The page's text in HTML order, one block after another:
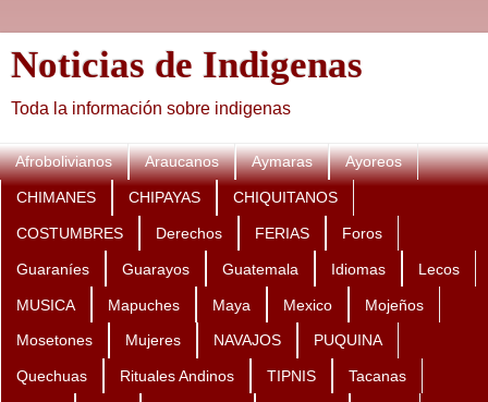
Noticias de Indigenas
Toda la información sobre indigenas
Afrobolivianos Araucanos Aymaras Ayoreos
CHIMANES CHIPAYAS CHIQUITANOS
COSTUMBRES Derechos FERIAS Foros
Guaraníes Guarayos Guatemala Idiomas Lecos
MUSICA Mapuches Maya Mexico Mojeños
Mosetones Mujeres NAVAJOS PUQUINA
Quechuas Rituales Andinos TIPNIS Tacanas